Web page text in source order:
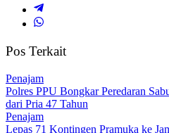
Pos Terkait
Penajam
Polres PPU Bongkar Peredaran
dari Pria 47 Tahun
Penajam
Lepas 71 Kontingen Pramuka ke